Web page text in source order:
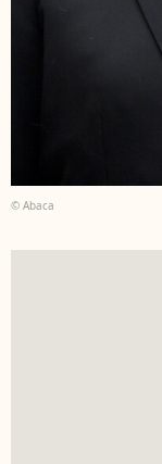
© Abaca